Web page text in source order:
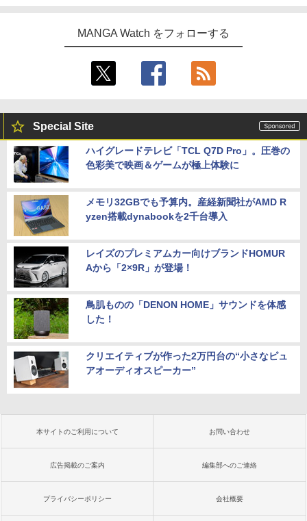
MANGA Watch をフォローする
Special Site
ハイグレードテレビ「TCL Q7D Pro」。圧巻の
色彩美で映画＆ゲームが極上体験に
メモリ32GBでも予算内。産経新聞社がAMD R
yzen搭載dynabookを2千台導入
レイズのプレミアムカー向けブランドHOMUR
Aから「2×9R」が登場！
鳥肌ものの「DENON HOME」サウンドを体感
した！
クリエイティブが作った2万円台の“小さなピュ
アオーディオスピーカー”
本サイトのご利用について お問い合わせ
広告掲載のご案内 編集部へのご連絡
プライバシーポリシー 会社概要